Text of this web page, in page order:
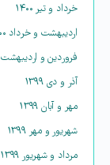
خرداد و تیر ۱۴۰۰
اردیبهشت و خرداد ۱۴۰۰
فروردین و اردیبهشت ۱۴۰۰
آذر و دی ۱۳۹۹
مهر و آبان ۱۳۹۹
شهریور و مهر ۱۳۹۹
مرداد و شهریور ۱۳۹۹